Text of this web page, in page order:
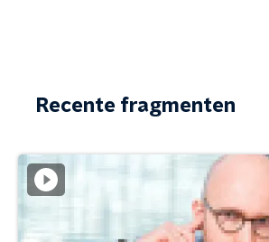
Recente fragmenten